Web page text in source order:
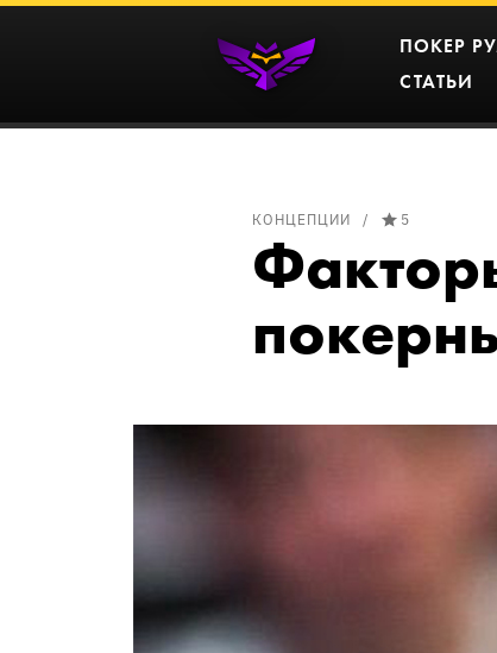
ПОКЕР
СТАТЬИ
КОНЦЕПЦИИ 5